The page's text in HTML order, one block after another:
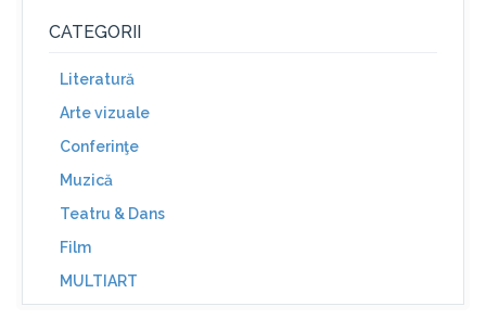
CATEGORII
Literatură
Arte vizuale
Conferinţe
Muzică
Teatru & Dans
Film
MULTIART